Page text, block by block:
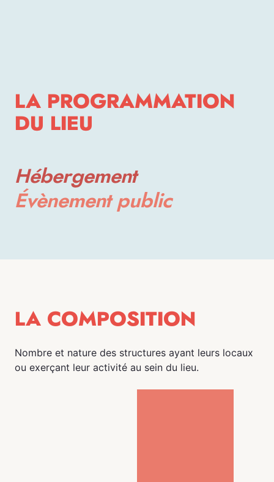
LA PROGRAMMATION
DU LIEU
Hébergement
Évènement public
LA COMPOSITION
Nombre et nature des structures ayant leurs locaux
ou exerçant leur activité au sein du lieu.